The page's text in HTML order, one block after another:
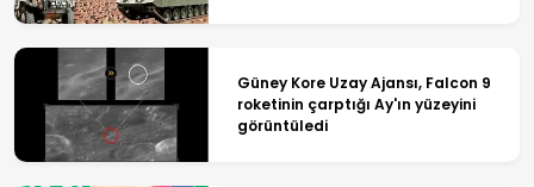
Güney Kore Uzay Ajansı, Falcon 9
roketinin çarptığı Ay'ın yüzeyini
görüntüledi